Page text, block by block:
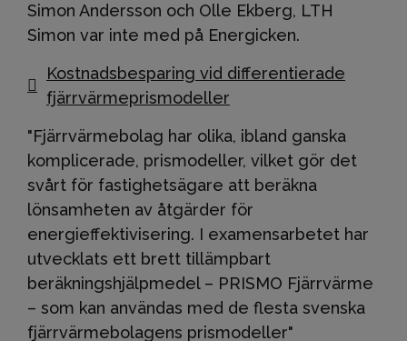
Simon Andersson och Olle Ekberg, LTH
Simon var inte med på Energicken.
Kostnadsbesparing vid differentierade
fjärrvärmeprismodeller
"Fjärrvärmebolag har olika, ibland ganska
komplicerade, prismodeller, vilket gör det
svårt för fastighetsägare att beräkna
lönsamheten av åtgärder för
energieffektivisering. I examensarbetet har
utvecklats ett brett tillämpbart
beräkningshjälpmedel – PRISMO Fjärrvärme
– som kan användas med de flesta svenska
fjärrvärmebolagens prismodeller"